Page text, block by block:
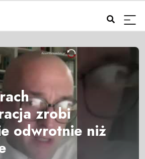
zrobi
odwrotnie niż